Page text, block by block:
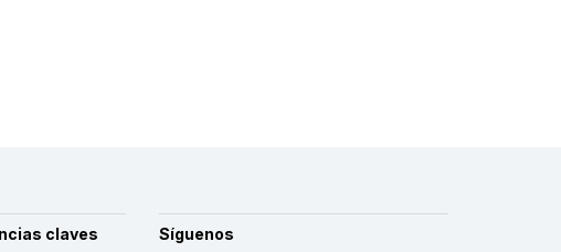
claves Síguenos